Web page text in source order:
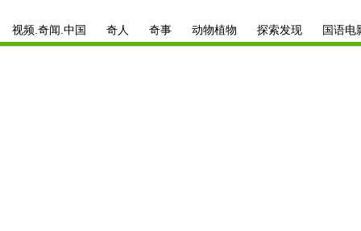
视频.奇闻.中国 奇人 奇事 动物植物 探索发现 国语电